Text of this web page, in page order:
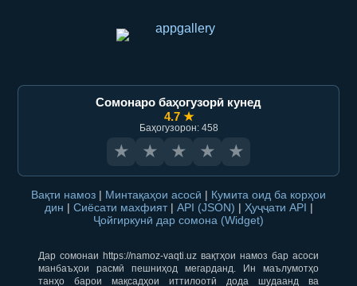
Сомонаро баҳогузорӣ кунед
4.7 ★
Баҳогузорон: 458
★ ★ ★ ★ ★
Вақти намоз | Минтақаҳои асосӣ | Кумита оид ба корҳои
дин | Сиёсати махфият | API (JSON) | Ҳуҷҷати API |
Ҷойгиркунӣ дар сомона (Widget)
Дар сомонаи https://namoz-vaqti.uz вақтҳои намоз бар асоси
манбаъҳои расмӣ пешниҳод мегарданд. Ин маълумотҳо
танҳо барои мақсадҳои иттилоотӣ дода шудаанд ва